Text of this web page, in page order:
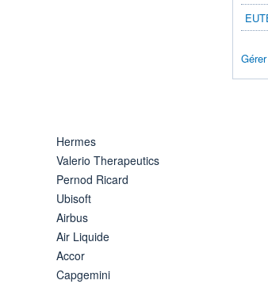
Hermes
Valerio Therapeutics
Pernod Ricard
Ubisoft
Airbus
Air Liquide
Accor
Capgemini